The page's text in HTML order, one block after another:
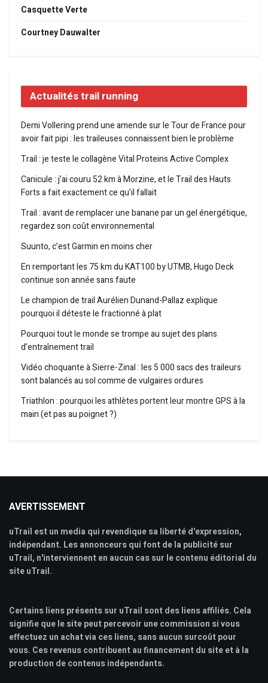
Casquette Verte
Courtney Dauwalter
Actualités trail running
Demi Vollering prend une amende sur le Tour de France pour
avoir fait pipi : les traileuses connaissent bien le problème
Trail : je teste le collagène Vital Proteins Active Complex
Canicule : j’ai couru 52 km à Morzine, et le Trail des Hauts
Forts a fait exactement ce qu’il fallait
Trail : avant de remplacer une banane par un gel énergétique,
regardez son coût environnemental
Suunto, c’est Garmin en moins cher
En remportant les 75 km du KAT100 by UTMB, Hugo Deck
continue son année sans faute
Le champion de trail Aurélien Dunand-Pallaz explique
pourquoi il déteste le fractionné à plat
Pourquoi tout le monde se trompe au sujet des plans
d’entraînement trail
Vidéo choquante à Sierre-Zinal : les 5 000 sacs des traileurs
sont balancés au sol comme de vulgaires ordures
Triathlon : pourquoi les athlètes portent leur montre GPS à la
main (et pas au poignet ?)
AVERTISSEMENT
uTrail est un media qui revendique sa liberté d'expression,
indépendant. Les annonceurs qui font de la publicité sur
uTrail, n'interviennent en aucun cas sur le contenu éditorial du
site uTrail.
Certains liens présents sur uTrail sont des liens affiliés. Cela
signifie que le site peut percevoir une commission si vous
effectuez un achat via ces liens, sans aucun surcoût pour
vous. Ces revenus contribuent au financement du site et à la
production de contenus indépendants.